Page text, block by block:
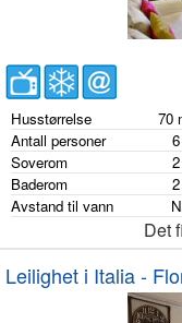
Husstørrelse 70
Antall personer 6
Soverom
2
Baderom
2
Avstand til vann
Det
Leilighet i Italia -